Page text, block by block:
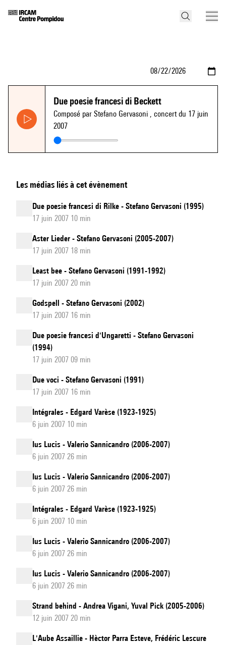
Due poesie francesi di Beckett
Composé par Stefano Gervasoni , concert du 17 juin
2007
Les médias liés à cet évènement
Due poesie francesi di Rilke - Stefano Gervasoni (1995)
17 juin 2007 10 min
Aster Lieder - Stefano Gervasoni (2005-2007)
17 juin 2007 18 min
Least bee - Stefano Gervasoni (1991-1992)
17 juin 2007 20 min
Godspell - Stefano Gervasoni (2002)
17 juin 2007 16 min
Due poesie francesi d'Ungaretti - Stefano Gervasoni
(1994)
17 juin 2007 09 min
Due voci - Stefano Gervasoni (1991)
17 juin 2007 16 min
Intégrales - Edgard Varèse (1923-1925)
6 juin 2007 10 min
Ius Lucis - Valerio Sannicandro (2006-2007)
6 juin 2007 26 min
Ius Lucis - Valerio Sannicandro (2006-2007)
6 juin 2007 26 min
Intégrales - Edgard Varèse (1923-1925)
6 juin 2007 10 min
Ius Lucis - Valerio Sannicandro (2006-2007)
6 juin 2007 26 min
Ius Lucis - Valerio Sannicandro (2006-2007)
6 juin 2007 26 min
Strand behind - Andrea Vigani, Yuval Pick (2005-2006)
12 juin 2007 20 min
L'Aube Assaillie - Hèctor Parra Esteve, Frédéric Lescure